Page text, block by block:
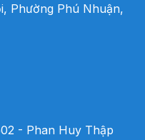
Phường Phú Nhuận,
- Phan Huy Thập